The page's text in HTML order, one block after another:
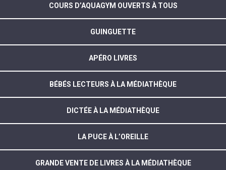
COURS D’AQUAGYM OUVERTS À TOUS
GUINGUETTE
APÉRO LIVRES
BÉBÉS LECTEURS À LA MÉDIATHÈQUE
DICTÉE À LA MÉDIATHÈQUE
LA PUCE À L’OREILLE
GRANDE VENTE DE LIVRES À LA MÉDIATHÈQUE